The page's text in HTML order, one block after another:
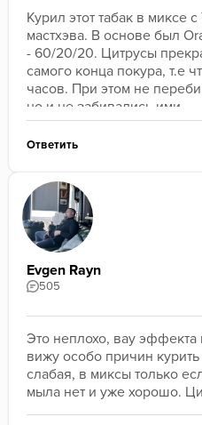
Курил этот табак в миксе
мастхэва. В основе был
- 60/20/20. Цитрусы
самого конца покура, т.е
часов. При этом не
но и не забивались ими.
Ответить
Evgen Rayn
505
Это неплохо, вау
вижу особо причин
слабая, в миксы только
мыла нет и уже хорошо.